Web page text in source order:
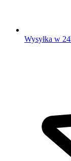
Wysyłka w